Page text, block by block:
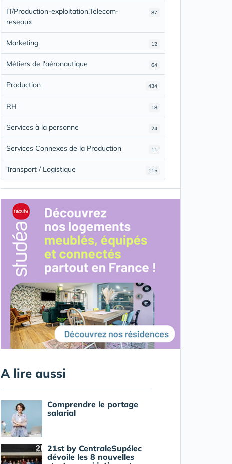
87
IT/Production-exploitation,Telecom-
reseaux
12
Marketing
64
Métiers de l'aéronautique
434
Production
18
RH
24
Services à la personne
11
Services Connexes de la Production
115
Transport / Logistique
A lire aussi
Comprendre le portage
salarial
21st by CentraleSupélec
dévoile les 8 nouvelles